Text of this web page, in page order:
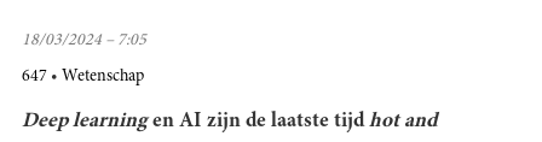
18/03/2024 – 7:05
647 Wetenschap
Deep learningen AI zijn de laatste tijdhot and